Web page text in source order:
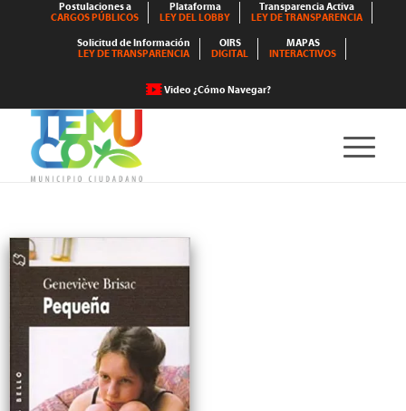
Postulaciones a
CARGOS PÚBLICOS
Plataforma
LEY DEL LOBBY
Transparencia Activa
LEY DE TRANSPARENCIA
Solicitud de Información
LEY DE TRANSPARENCIA
OIRS
DIGITAL
MAPAS
INTERACTIVOS
Video ¿Cómo Navegar?